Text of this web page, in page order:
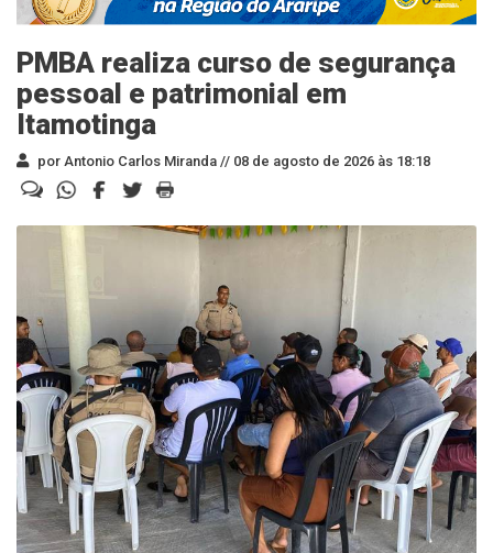
PMBA realiza curso de segurança
pessoal e patrimonial em
Itamotinga
por Antonio Carlos Miranda // 08 de agosto de 2026 às 18:18